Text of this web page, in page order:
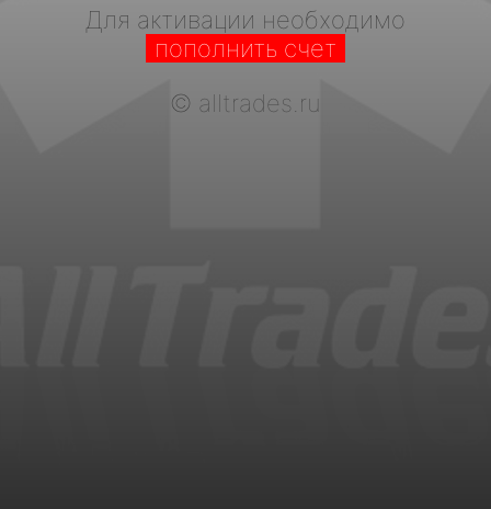
Для активации необходимо
пополнить счет
© alltrades.ru